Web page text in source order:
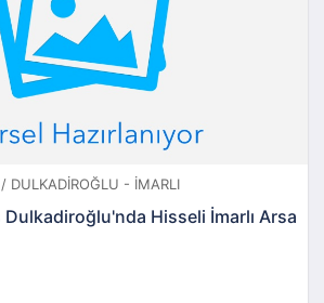
DULKADIROĞLU - İMARLI
Hisseli İmarlı Arsa